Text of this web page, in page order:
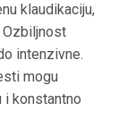
klaudikaciju,
Ozbiljnost
intenzivne.
mogu
i konstantno